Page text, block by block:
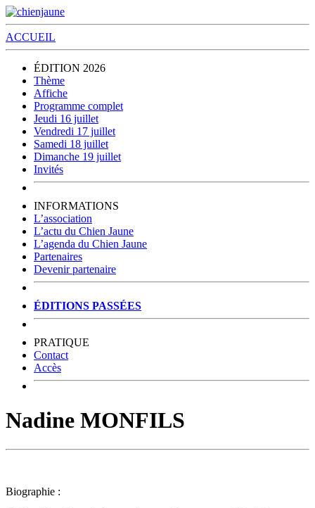
ACCUEIL
ÉDITION 2026
Thème
Affiche
Programme complet
Jeudi 16 juillet
Vendredi 17 juillet
Samedi 18 juillet
Dimanche 19 juillet
Invités
INFORMATIONS
L’association
L’actu du Chien Jaune
L’agenda du Chien Jaune
Partenaires
Devenir partenaire
ÉDITIONS PASSÉES
PRATIQUE
Contact
Accès
Nadine MONFILS
Biographie :